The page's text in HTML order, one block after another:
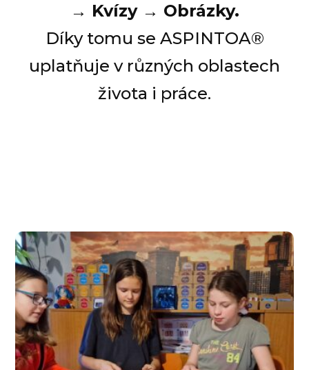
→ Kvízy → Obrázky.
Díky tomu se ASPINTOA®
uplatňuje v různých oblastech
života i práce.